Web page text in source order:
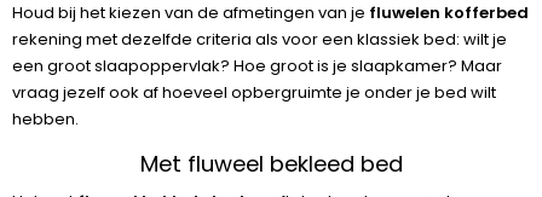
Houd bij het kiezen van de afmetingen van je fluwelen kofferbed
rekening met dezelfde criteria als voor een klassiek bed: wilt je
een groot slaapoppervlak? Hoe groot is je slaapkamer? Maar
vraag jezelf ook af hoeveel opbergruimte je onder je bed wilt
hebben.
Met fluweel bekleed bed